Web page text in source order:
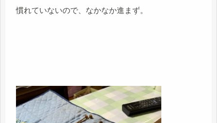
慣れていないので、なかなか進まず。